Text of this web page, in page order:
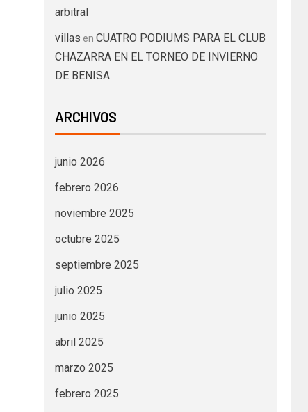
arbitral
villas en CUATRO PODIUMS PARA EL CLUB
CHAZARRA EN EL TORNEO DE INVIERNO
DE BENISA
ARCHIVOS
junio 2026
febrero 2026
noviembre 2025
octubre 2025
septiembre 2025
julio 2025
junio 2025
abril 2025
marzo 2025
febrero 2025